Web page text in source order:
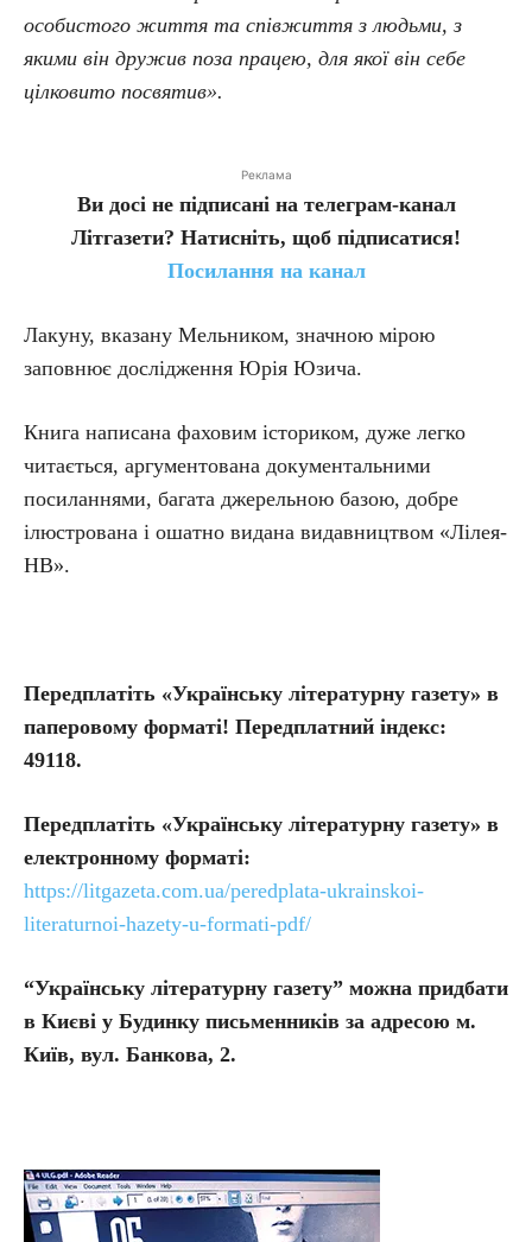
особистого життя та співжиття з людьми, з
якими він дружив поза працею, для якої він себе
цілковито посвятив».
Реклама
Ви досі не підписані на телеграм-канал
Літгазети? Натисніть, щоб підписатися!
Посилання на канал
Лакуну, вказану Мельником, значною мірою
заповнює дослідження Юрія Юзича.
Книга написана фаховим істориком, дуже легко
читається, аргументована документальними
посиланнями, багата джерельною базою, добре
ілюстрована і ошатно видана видавництвом «Лілея-
НВ».
Передплатіть «Українську літературну газету» в
паперовому форматі! Передплатний індекс:
49118.
Передплатіть «Українську літературну газету» в
електронному форматі:
https://litgazeta.com.ua/peredplata-ukrainskoi-
literaturnoi-hazety-u-formati-pdf/
“Українську літературну газету” можна придбати
в Києві у Будинку письменників за адресою м.
Київ, вул. Банкова, 2.